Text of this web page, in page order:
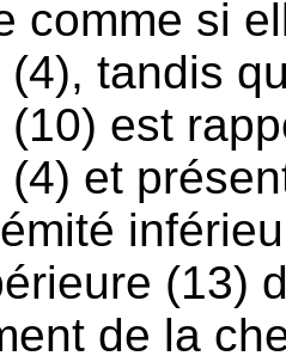
comme si
tandis
est
et
(13)
de la